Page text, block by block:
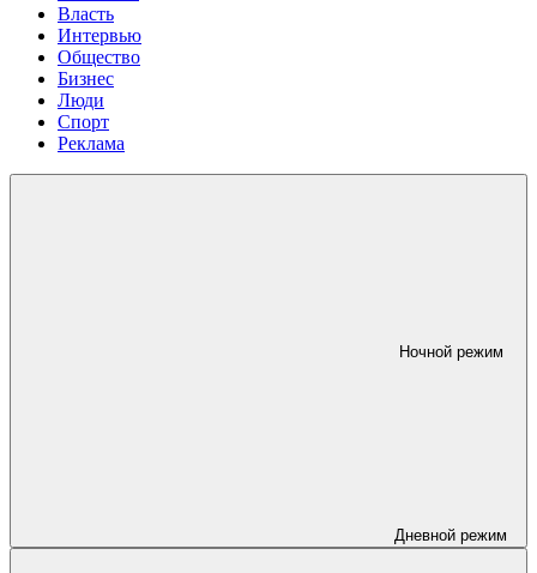
Власть
Интервью
Общество
Бизнес
Люди
Спорт
Реклама
Ночной режим
Дневной режим